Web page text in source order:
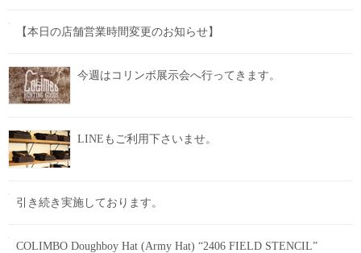
【本日の店舗営業時間変更のお知らせ】
今週はコリンボ展示会へ行ってきます。
LINEもご利用下さいませ。
引き続き実施しております。
COLIMBO Doughboy Hat (Army Hat) “2406 FIELD STENCIL”